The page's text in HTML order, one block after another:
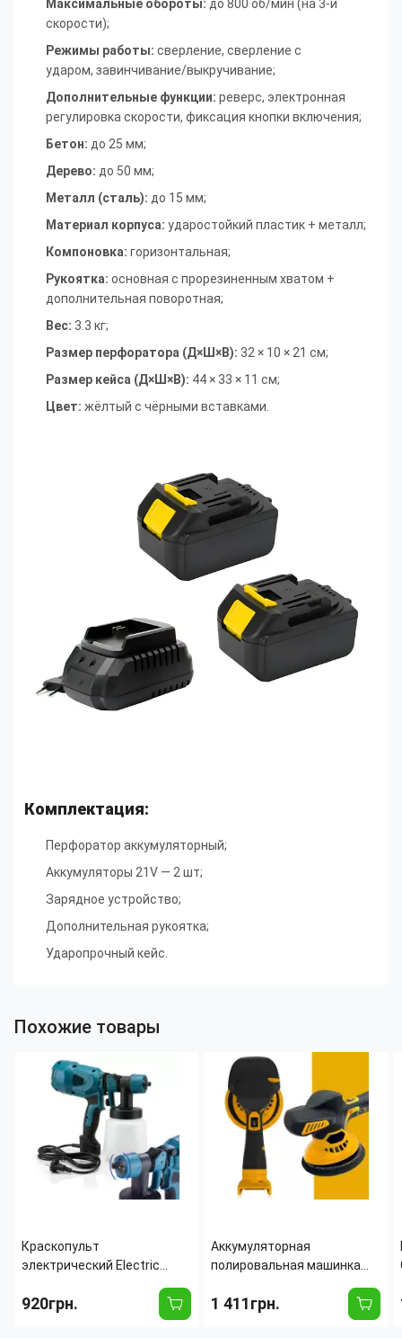
Максимальные обороты: до 800 об/мин (на 3-й
скорости);
Режимы работы: сверление, сверление с
ударом, завинчивание/выкручивание;
Дополнительные функции: реверс, электронная
регулировка скорости, фиксация кнопки включения;
Бетон: до 25 мм;
Дерево: до 50 мм;
Металл (сталь): до 15 мм;
Материал корпуса: ударостойкий пластик + металл;
Компоновка: горизонтальная;
Рукоятка: основная с прорезиненным хватом +
дополнительная поворотная;
Вес: 3.3 кг;
Размер перфоратора (Д×Ш×В): 32 × 10 × 21 см;
Размер кейса (Д×Ш×В): 44 × 33 × 11 см;
Цвет: жёлтый с чёрными вставками.
Комплектация:
Перфоратор аккумуляторный;
Аккумуляторы 21V — 2 шт;
Зарядное устройство;
Дополнительная рукоятка;
Ударопрочный кейс.
Похожие товары
Краскопульт
электрический Electric
бак 1100 мл, 6 сопел в
920грн.
Аккумуляторная
полировальная машинка
полировки авто, 2 АКБ,
1 411грн.